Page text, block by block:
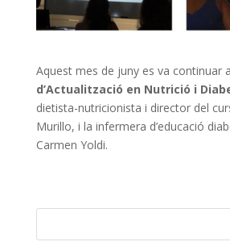
Aquest mes de juny es va continuar
d’Actualització en Nutrició i
dietista-nutricionista i director del
Murillo, i la infermera d’educació
Carmen Yoldi.